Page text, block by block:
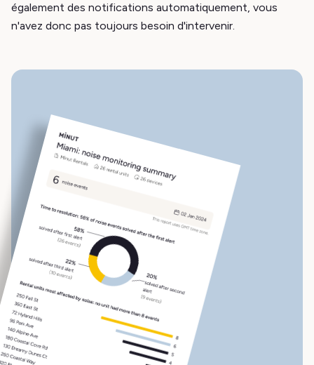
également des notifications automatiquement, vous
n'avez donc pas toujours besoin d'intervenir.